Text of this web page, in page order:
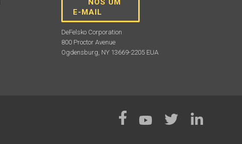
NOS UM
E-MAIL
DeFelsko Corporation
800 Proctor Avenue
Ogdensburg, NY 13669-2205 EUA